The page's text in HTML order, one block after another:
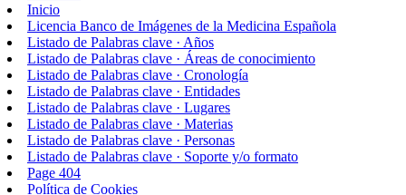
Inicio
Licencia Banco de Imágenes de la Medicina Española
Listado de Palabras clave · Años
Listado de Palabras clave · Áreas de conocimiento
Listado de Palabras clave · Cronología
Listado de Palabras clave · Entidades
Listado de Palabras clave · Lugares
Listado de Palabras clave · Materias
Listado de Palabras clave · Personas
Listado de Palabras clave · Soporte y/o formato
Page 404
Política de Cookies